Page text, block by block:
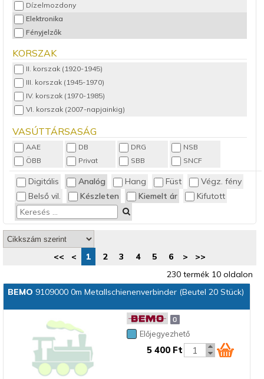
Dízelmozdony
Elektronika
Fényjelzők
Hidak, viaduktok
Hűtőkocsi
Kerítés
Kőzuzalék
Motorvonat
Nyitott 4 tengelyes
Sínek
Személykocsi
Teherkocsi
Villanymozdony
KORSZAK
II. korszak (1920-1945)
III. korszak (1945-1970)
IV. korszak (1970-1985)
VI. korszak (2007-napjainkig)
VASÚTTÁRSASÁG
AAE DB DRG
NSB
ÖBB
Privat SBB SNCF
Digitális Analóg Hang Füst
Végz. fény
Belső vil.
Készleten Kiemelt ár Kifutott
<< < 1 2 3 4 5 6 >
>>
230 termék 10 oldalon
BEMO 9109000 0m Metallschienenverbinder (Beutel 20 Stück)
Előjegyezhető
5 400 Ft